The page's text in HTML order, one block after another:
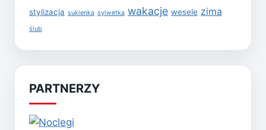
stylizacja sukienka sylwetka wakacje wesele zima
ślub
PARTNERZY